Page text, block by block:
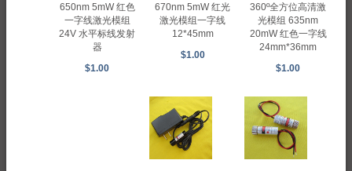
650nm 5mW 红色
一字线激光模组
24V 水平标线发射
器
$1.00
670nm 5mW 红光
激光模组一字线
12*45mm
$1.00
360º全方位高清激
光模组 635nm
20mW 红色一字线
24mm*36mm
$1.00